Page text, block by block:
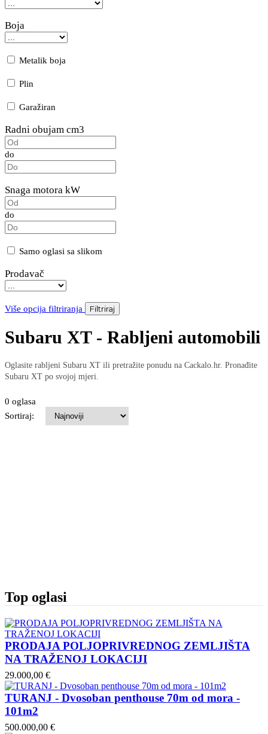
Boja
Metalik boja
Plin
Garažiran
Radni obujam cm3
do
Snaga motora kW
do
Samo oglasi sa slikom
Prodavač
Više opcija filtriranja Filtriraj
Subaru XT - Rabljeni automobili
Oglasite rabljeni Subaru XT ili pretražite ponudu na Cackalo.hr. Pronađite
Subaru XT po svojoj mjeri.
0 oglasa
Sortiraj:
Top oglasi
PRODAJA POLJOPRIVREDNOG ZEMLJIŠTA
NA TRAŽENOJ LOKACIJI
29.000,00 €
TURANJ - Dvosoban penthouse 70m od mora -
101m2
500.000,00 €